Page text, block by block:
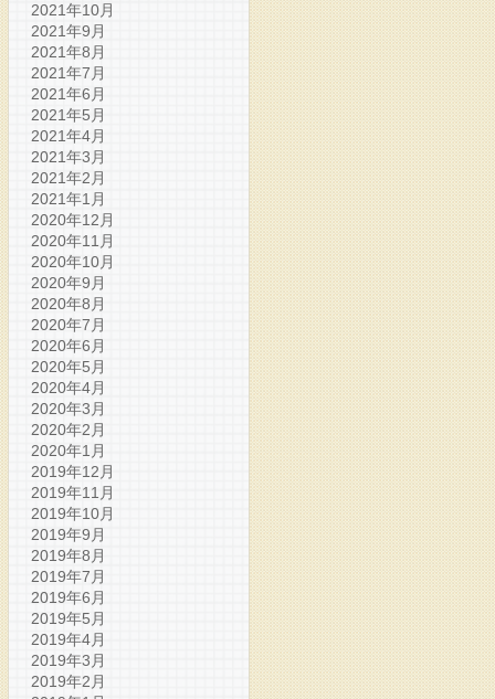
2021年10月
2021年9月
2021年8月
2021年7月
2021年6月
2021年5月
2021年4月
2021年3月
2021年2月
2021年1月
2020年12月
2020年11月
2020年10月
2020年9月
2020年8月
2020年7月
2020年6月
2020年5月
2020年4月
2020年3月
2020年2月
2020年1月
2019年12月
2019年11月
2019年10月
2019年9月
2019年8月
2019年7月
2019年6月
2019年5月
2019年4月
2019年3月
2019年2月